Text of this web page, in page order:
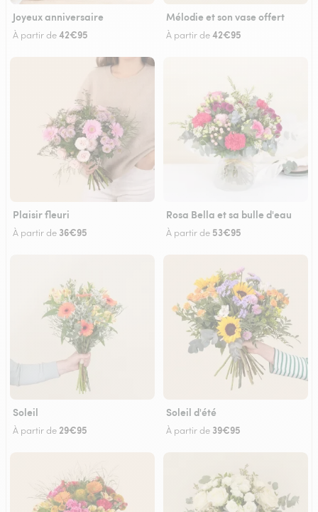
Joyeux anniversaire
À partir de42€95
Mélodie et son vase offert
À partir de42€95
Plaisir fleuri
À partir de 36€95
Rosa Bella et sa bulle d'eau
À partir de 53€95
Soleil
À partir de 29€95
Soleil d'été
À partir de 39€95